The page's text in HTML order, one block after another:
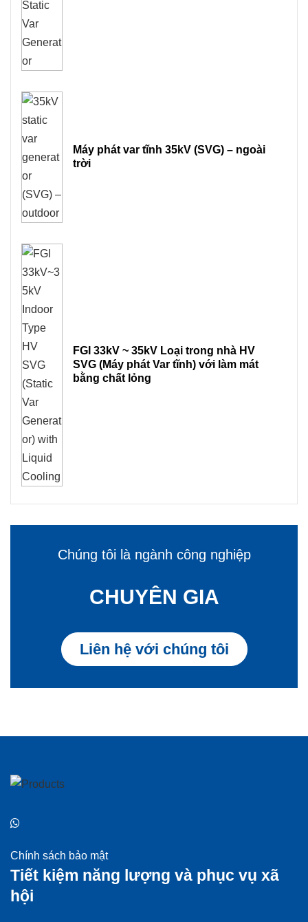
Máy phát var tĩnh 35kV (SVG) – ngoài
trời
FGI 33kV ~ 35kV Loại trong nhà HV
SVG (Máy phát Var tĩnh) với làm mát
bằng chất lỏng
Chúng tôi là ngành công nghiệp
CHUYÊN GIA
Liên hệ với chúng tôi
Chính sách bảo mật
Tiết kiệm năng lượng và phục vụ xã
hội